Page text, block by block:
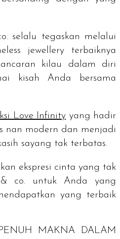
selalu tegaskan melalui
jewellery terbaiknya
kilau dalam diri
kisah Anda bersama
Love Infinity yang hadir
nan modern dan menjadi
sayang tak terbatas.
ekspresi cinta yang tak
co. untuk Anda yang
yang terbaik
MAKNA DALAM